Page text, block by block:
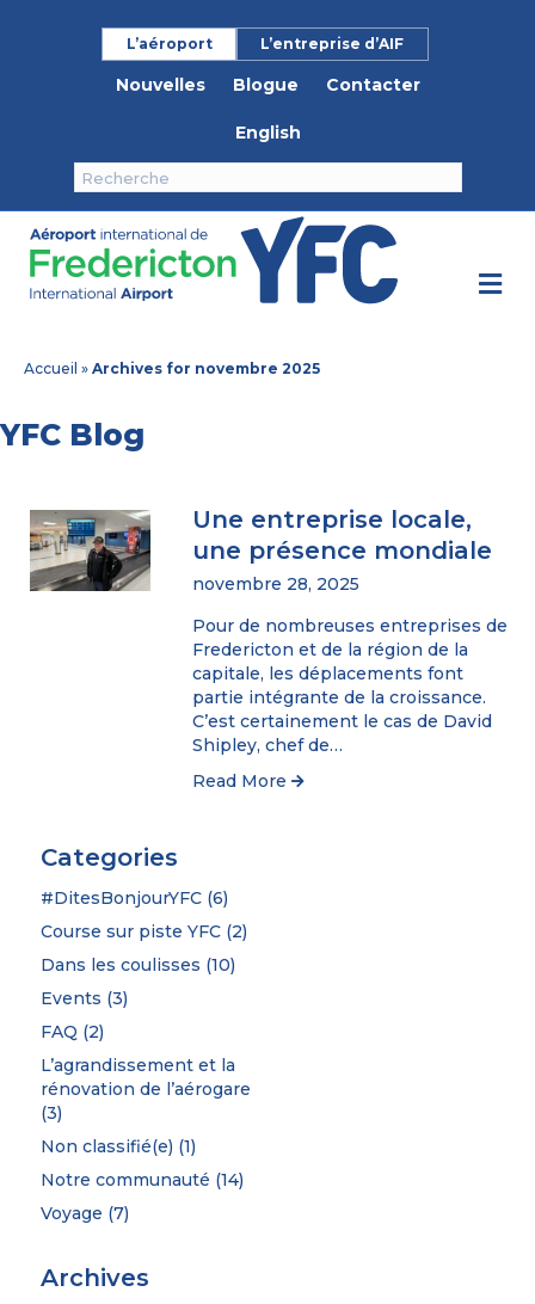
L’aéroport L’entreprise d’AIF
Nouvelles Blogue Contacter
English
Accueil » Archives for novembre 2025
YFC Blog
Une entreprise locale,
une présence mondiale
novembre 28, 2025
Pour de nombreuses entreprises de
Fredericton et de la région de la
capitale, les déplacements font
partie intégrante de la croissance.
C’est certainement le cas de David
Shipley, chef de…
Read More
Categories
#DitesBonjourYFC(6)
Course sur piste YFC(2)
Dans les coulisses (10)
Events (3)
FAQ (2)
L’agrandissement et la
rénovation de l’aérogare
(3)
Non classifié(e) (1)
Notre communauté (14)
Voyage (7)
Archives